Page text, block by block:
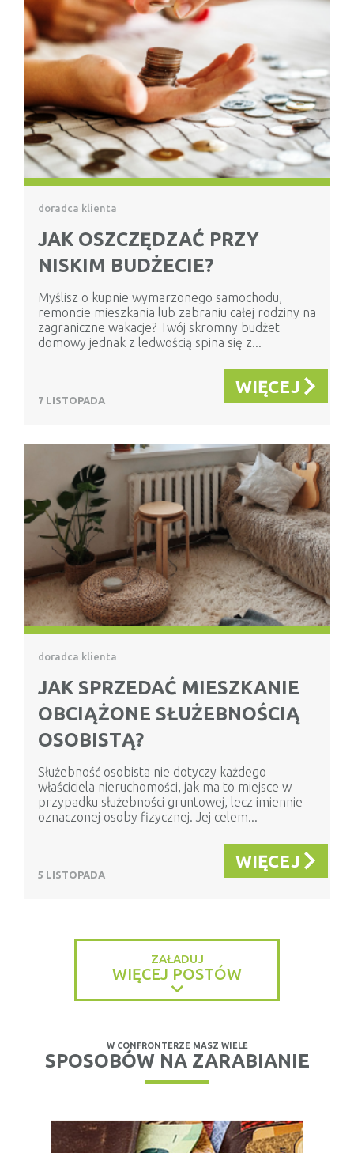
doradca klienta
JAK OSZCZĘDZAĆ PRZY
NISKIM BUDŻECIE?
Myślisz o kupnie wymarzonego samochodu,
remoncie mieszkania lub zabraniu całej rodziny na
zagraniczne wakacje? Twój skromny budżet
domowy jednak z ledwością spina się z...
7 LISTOPADA
WIĘCEJ
doradca klienta
JAK SPRZEDAĆ MIESZKANIE
OBCIĄŻONE SŁUŻEBNOŚCIĄ
OSOBISTĄ?
Służebność osobista nie dotyczy każdego
właściciela nieruchomości, jak ma to miejsce w
przypadku służebności gruntowej, lecz imiennie
oznaczonej osoby fizycznej. Jej celem...
5 LISTOPADA
WIĘCEJ
ZAŁADUJ
WIĘCEJ POSTÓW
W CONFRONTERZE MASZ WIELE
SPOSOBÓW NA ZARABIANIE